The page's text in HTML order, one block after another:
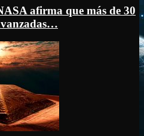
afirma que más de 30